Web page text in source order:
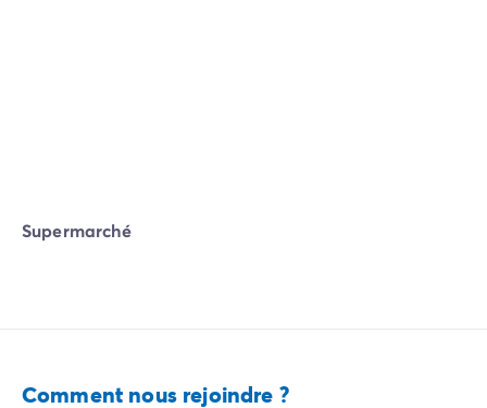
Supermarché
Comment nous rejoindre ?